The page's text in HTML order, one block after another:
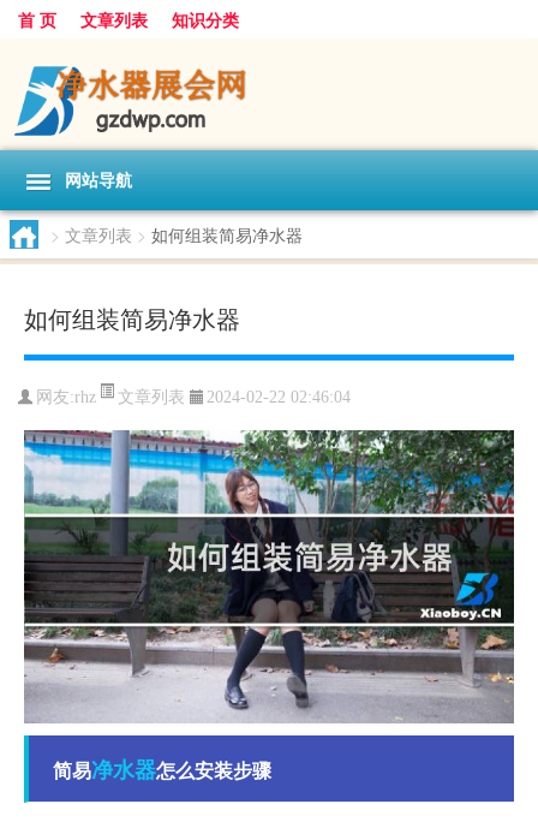
首 页 文章列表 知识分类
网站导航
> 文章列表 > 如何组装简易净水器
如何组装简易净水器
网友:rhz 文章列表 2024-02-22 02:46:04
简易净水器怎么安装步骤